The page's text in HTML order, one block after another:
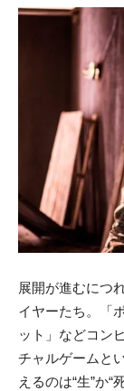
展開が進むにつ
イヤーたち。「
ット」などコン
チャルゲームと
えるのは“生”か“